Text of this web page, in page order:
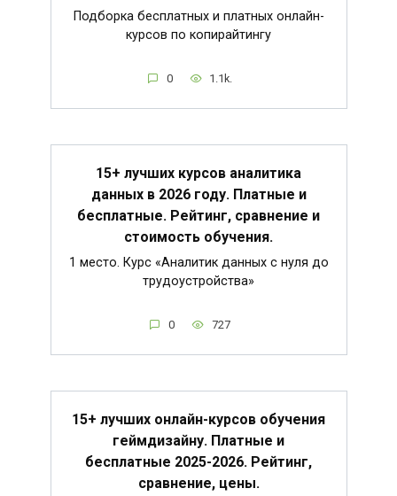
Подборка бесплатных и платных онлайн-
курсов по копирайтингу
0 1.1k.
15+ лучших курсов аналитика
данных в 2026 году. Платные и
бесплатные. Рейтинг, сравнение и
стоимость обучения.
1 место. Курс «Аналитик данных с нуля до
трудоустройства»
0 727
15+ лучших онлайн-курсов обучения
геймдизайну. Платные и
бесплатные 2025-2026. Рейтинг,
сравнение, цены.